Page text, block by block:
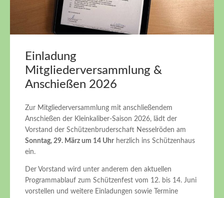
Einladung
Mitgliederversammlung &
Anschießen 2026
Zur Mitgliederversammlung mit anschließendem
Anschießen der Kleinkaliber-Saison 2026, lädt der
Vorstand der Schützenbruderschaft Nesselröden am
Sonntag, 29. März um 14 Uhr herzlich ins Schützenhaus
ein.
Der Vorstand wird unter anderem den aktuellen
Programmablauf zum Schützenfest vom 12. bis 14. Juni
vorstellen und weitere Einladungen sowie Termine